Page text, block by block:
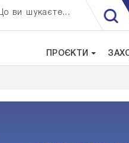
ви шукаєте...
ПРОЄКТИ